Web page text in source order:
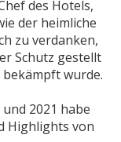
des Hotels,
der heimliche
zu verdanken,
Schutz gestellt
wurde.
2021 habe
Highlights von